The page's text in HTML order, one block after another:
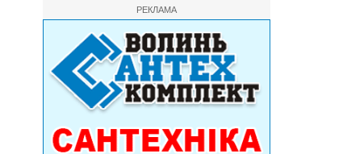
РЕКЛАМА